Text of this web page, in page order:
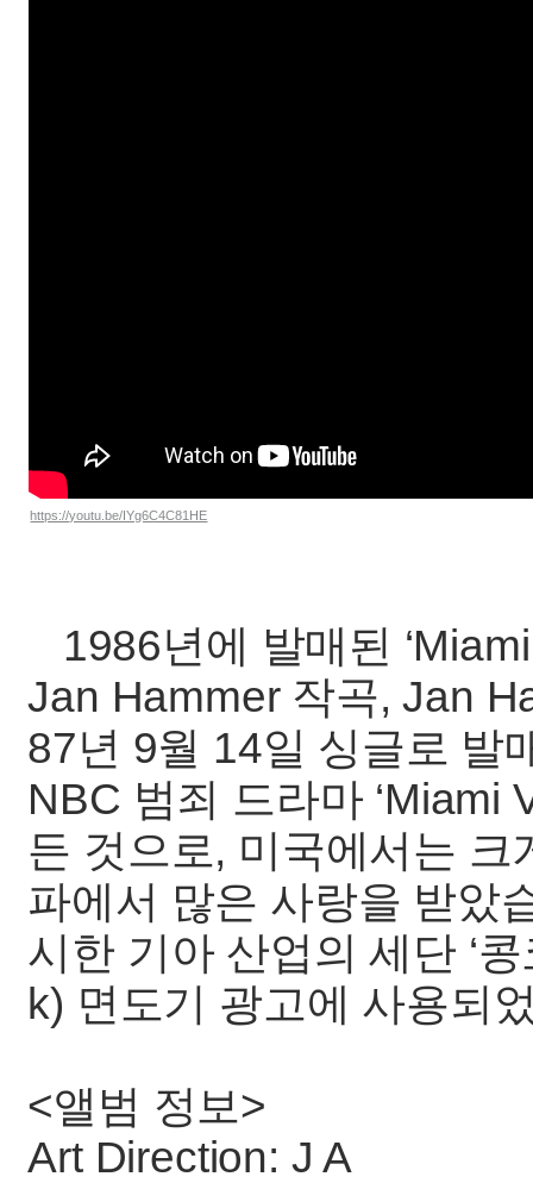
https://youtu.be/IYg6C4C81HE
1986년에 발매된
Jan Hammer 작곡, Jan
87년 9월 14일 싱글로 발
NBC 범죄 드라마 ‘Miami
든 것으로, 미국에서는
파에서 많은 사랑을 받았
시한 기아 산업의 세단 ‘
k) 면도기 광고에 사용되
<앨범 정보>
Art Direction: J A